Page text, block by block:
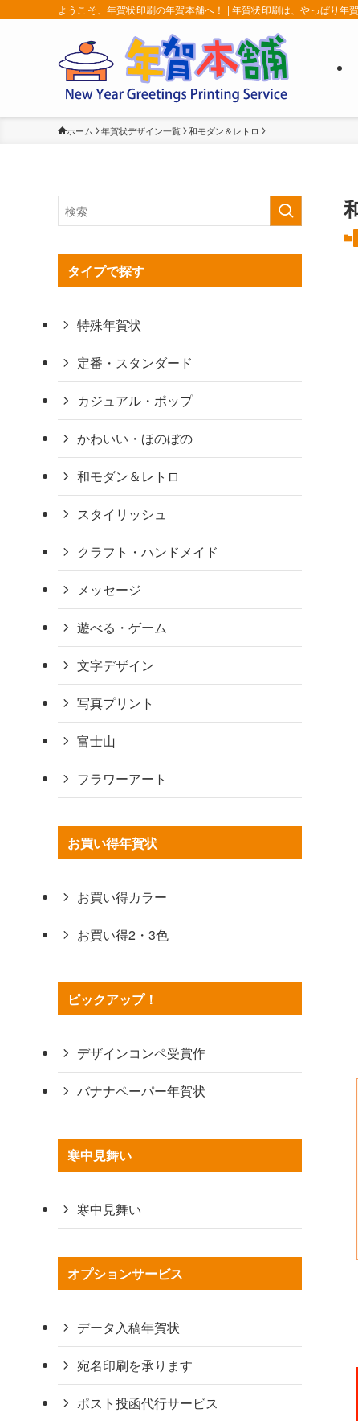
ようこそ、年賀状印刷の年賀本舗へ！ | 年賀状印刷は、やっぱり年
ホーム 年賀状デザイン一覧 和モダン＆レトロ
タイプで探す
特殊年賀状
定番・スタンダード
カジュアル・ポップ
かわいい・ほのぼの
和モダン＆レトロ
スタイリッシュ
クラフト・ハンドメイド
メッセージ
遊べる・ゲーム
文字デザイン
写真プリント
富士山
フラワーアート
お買い得年賀状
お買い得カラー
お買い得2・3色
ピックアップ！
デザインコンペ受賞作
バナナペーパー年賀状
寒中見舞い
寒中見舞い
オプションサービス
データ入稿年賀状
宛名印刷を承ります
ポスト投函代行サービス